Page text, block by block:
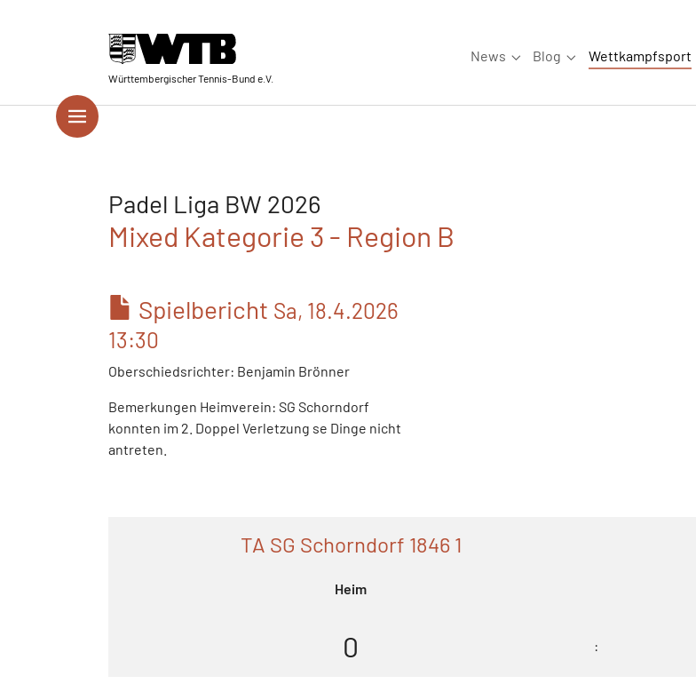
Württembergischer Tennis-Bund e.V.
News
Submenu for "News"
Blog
Submenu for "Blog"
Wettkampfsport
Padel Liga BW 2026
Mixed Kategorie 3 - Region B
Spielbericht Sa, 18.4.2026
13:30
Oberschiedsrichter: Benjamin Brönner
Bemerkungen Heimverein: SG Schorndorf
konnten im 2. Doppel Verletzung se Dinge nicht
antreten.
TA SG Schorndorf 1846 1
Heim
0 :